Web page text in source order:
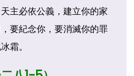
主必依公義，建立你的家
要紀念你，要消滅你的罪
霜。